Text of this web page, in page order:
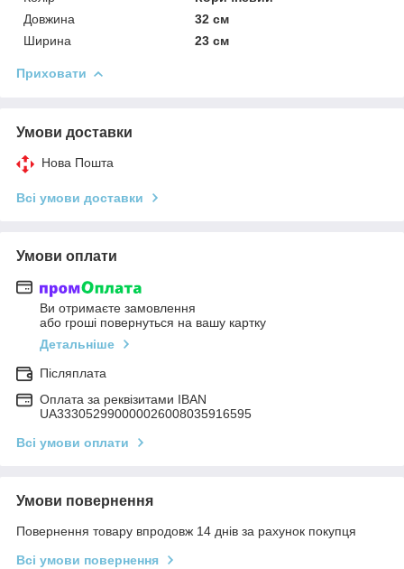
Довжина
32 см
Ширина
23 см
Приховати
Умови доставки
Нова Пошта
Всі умови доставки
Умови оплати
Ви отримаєте замовлення
або гроші повернуться на вашу картку
Детальніше
Післяплата
Оплата за реквізитами IBAN
UA333052990000026008035916595
Всі умови оплати
Умови повернення
Повернення товару впродовж 14 днів за рахунок покупця
Всі умови повернення